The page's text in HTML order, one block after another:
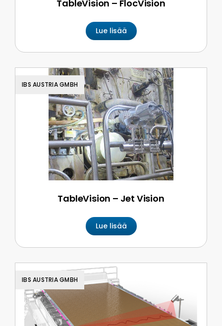
TableVision – FlocVision
Lue lisää
TableVision – Jet Vision
Lue lisää
IBS AUSTRIA GMBH
IBS AUSTRIA GMBH